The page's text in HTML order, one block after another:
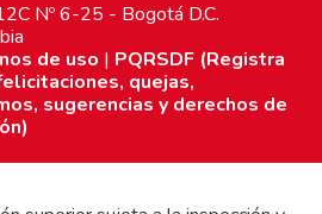
Nº 6-25 - Bogotá D.C.
de uso | PQRSDF (Registra
quejas,
sugerencias y derechos de